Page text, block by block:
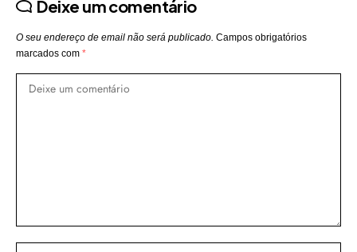
Deixe um comentário
O seu endereço de email não será publicado. Campos obrigatórios
marcados com *